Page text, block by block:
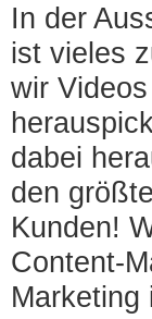
In der
ist vieles
wir
dabei
den
Kunden!
Content-
Marketing